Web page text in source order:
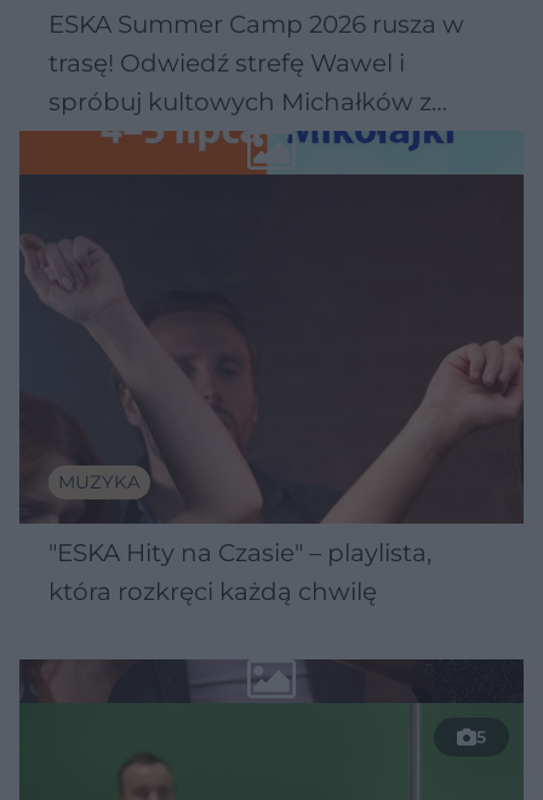
ESKA Summer Camp 2026 rusza w
trasę! Odwiedź strefę Wawel i
spróbuj kultowych Michałków z
Wawelu
MUZYKA
"ESKA Hity na Czasie" – playlista,
która rozkręci każdą chwilę
5